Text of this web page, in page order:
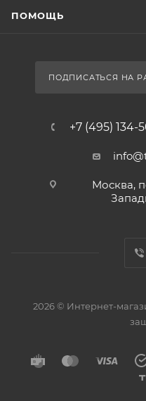
ПОМОЩЬ
ПОДПИСАТЬСЯ НА
+7 (495) 134-
Москва,
2026 © Интернет-